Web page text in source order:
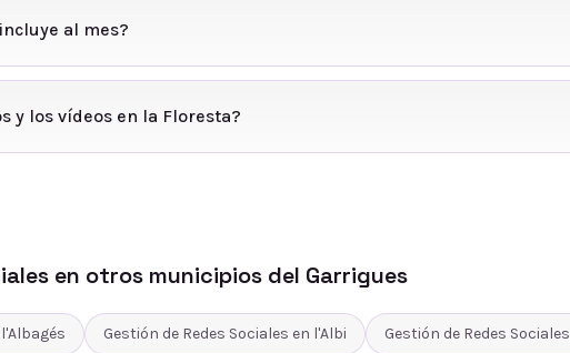
al mes?
y los vídeos en la Floresta?
en otros municipios del Garrigues
l'Albagés Gestión de Redes Sociales en l'Albi Gestión de Redes Sociales